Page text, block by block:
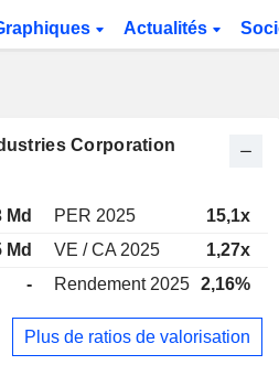
Actualités
Corporation
Md PER 2025 15,1x
Md VE / CA 2025 1,27x
- Rendement 2025 2,16%
Plus de ratios de valorisation